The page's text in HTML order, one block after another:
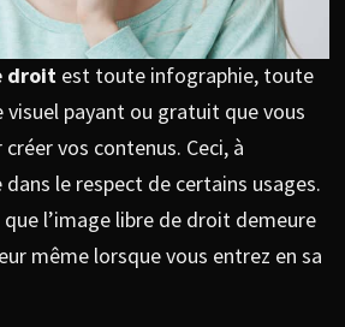
droitest toute infographie, toute
payant ou gratuit que vous
vos contenus. Ceci, à
le respect de certains usages.
l’image libre de droit demeure
même lorsque vous entrez en sa